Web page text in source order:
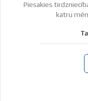
Piesakies
katru